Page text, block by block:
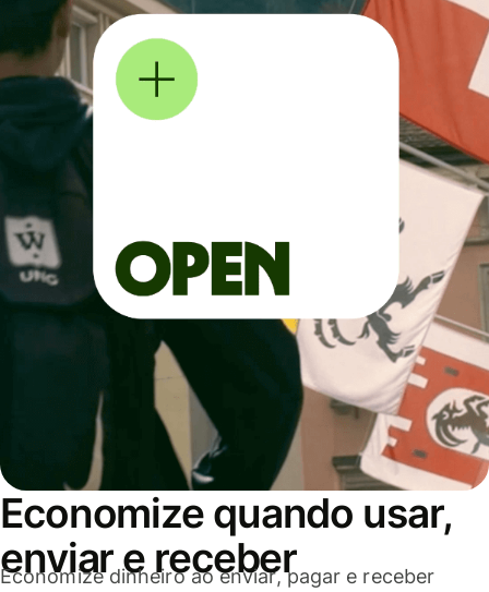
Economize quando usar,
enviar e receber
Economize dinheiro ao enviar, pagar e receber